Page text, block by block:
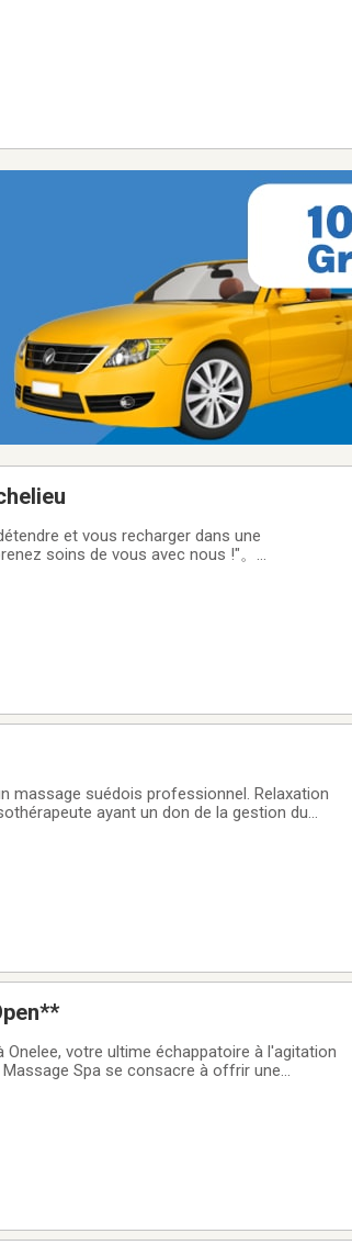
soins de vous avec nous !"。
ayant un don de la gestion du
Onelee, votre ultime échappatoire à l'agitation
Massage Spa se consacre à offrir une